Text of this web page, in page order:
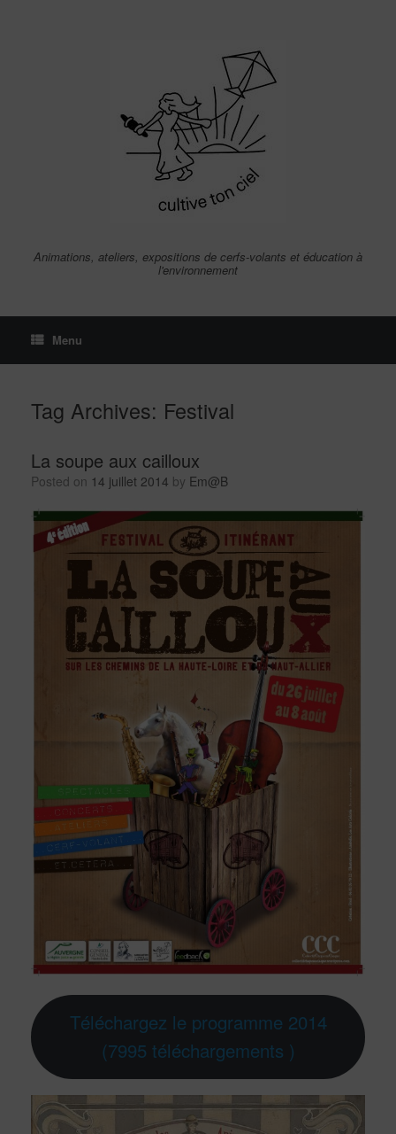
Animations, ateliers, expositions de cerfs-volants et éducation à
l'environnement
Menu
Tag Archives: Festival
La soupe aux cailloux
Posted on 14 juillet 2014 by Em@B
Téléchargez le programme 2014
(7995 téléchargements )